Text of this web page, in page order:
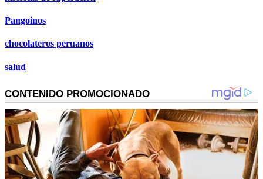
Pangoinos
chocolateros peruanos
salud